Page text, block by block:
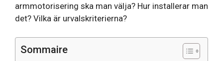
armmotorisering ska man välja? Hur installerar man
det? Vilka är urvalskriterierna?
Sommaire